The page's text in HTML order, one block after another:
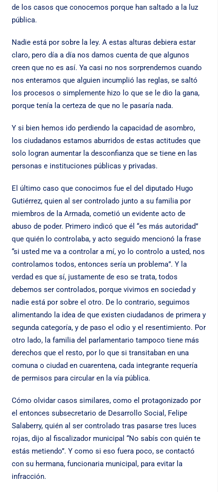
de los casos que conocemos porque han saltado a la luz
pública.
Nadie está por sobre la ley. A estas alturas debiera estar
claro, pero día a día nos damos cuenta de que algunos
creen que no es así. Ya casi no nos sorprendemos cuando
nos enteramos que alguien incumplió las reglas, se saltó
los procesos o simplemente hizo lo que se le dio la gana,
porque tenía la certeza de que no le pasaría nada.
Y si bien hemos ido perdiendo la capacidad de asombro,
los ciudadanos estamos aburridos de estas actitudes que
solo logran aumentar la desconfianza que se tiene en las
personas e instituciones públicas y privadas.
El último caso que conocimos fue el del diputado Hugo
Gutiérrez, quien al ser controlado junto a su familia por
miembros de la Armada, cometió un evidente acto de
abuso de poder. Primero indicó que él “es más autoridad”
que quién lo controlaba, y acto seguido mencionó la frase
“si usted me va a controlar a mí, yo lo controlo a usted, nos
controlamos todos, entonces sería un problema”. Y la
verdad es que sí, justamente de eso se trata, todos
debemos ser controlados, porque vivimos en sociedad y
nadie está por sobre el otro. De lo contrario, seguimos
alimentando la idea de que existen ciudadanos de primera y
segunda categoría, y de paso el odio y el resentimiento. Por
otro lado, la familia del parlamentario tampoco tiene más
derechos que el resto, por lo que si transitaban en una
comuna o ciudad en cuarentena, cada integrante requería
de permisos para circular en la vía pública.
Cómo olvidar casos similares, como el protagonizado por
el entonces subsecretario de Desarrollo Social, Felipe
Salaberry, quién al ser controlado tras pasarse tres luces
rojas, dijo al fiscalizador municipal “No sabís con quién te
estás metiendo”. Y como si eso fuera poco, se contactó
con su hermana, funcionaria municipal, para evitar la
infracción.